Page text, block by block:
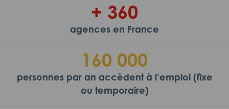
+ 360
agences en France
160 000
personnes par an accèdent à l’emploi (fixe
ou temporaire)